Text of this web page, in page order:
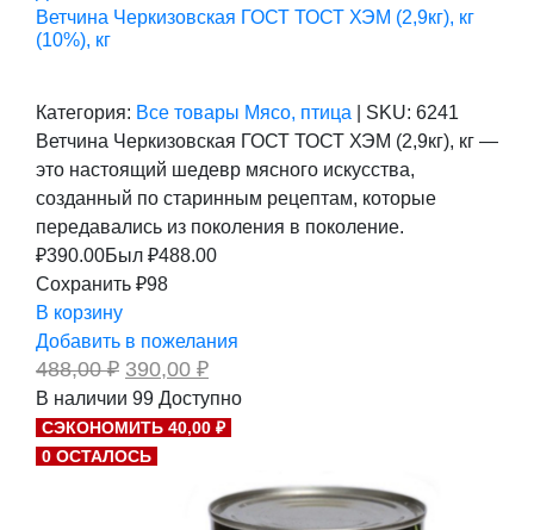
Ветчина Черкизовская ГОСТ ТОСТ ХЭМ (2,9кг), кг
(10%), кг
Категория: Все товары Мясо, птица SKU: 6241
Ветчина Черкизовская ГОСТ ТОСТ ХЭМ (2,9кг), кг —
это настоящий шедевр мясного искусства,
созданный по старинным рецептам, которые
передавались из поколения в поколение.
₽390.00Был ₽488.00
Сохранить ₽98
В корзину
Добавить в пожелания
488,00₽ Первоначальная
цена
составляла
488,00 ₽.
390,00 ₽Текущая
390,00 ₽.
В наличии 99 Доступно
СЭКОНОМИТЬ 40,00 ₽
0 ОСТАЛОСЬ